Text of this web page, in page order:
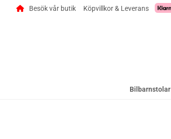
Besök vår butik Köpvillkor & Leverans
Bilbarnstolar